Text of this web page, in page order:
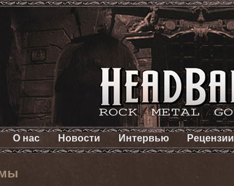
О нас Новости Интервью Рецензии